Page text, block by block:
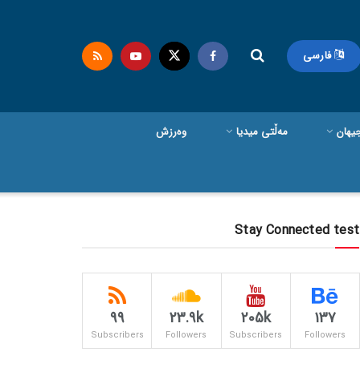
فارسی
مەڵتی میدیا وەرزش
Stay Connected test
137
Followers
205k
Subscribers
23.9k
Followers
99
Subscribers